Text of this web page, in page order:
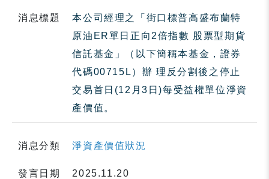
消息標題
本公司經理之「街口標普高盛布蘭特
原油ER單日正向2倍指數 股票型期貨
信託基金」（以下簡稱本基金，證券
代碼00715L）辦 理反分割後之停止
交易首日(12月3日)每受益權單位淨資
產價值。
消息分類 淨資產價值狀況
發言日期 2025.11.20